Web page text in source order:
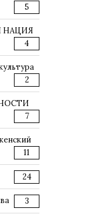
5
НАЦИЯ
4
2
7
11
24
3